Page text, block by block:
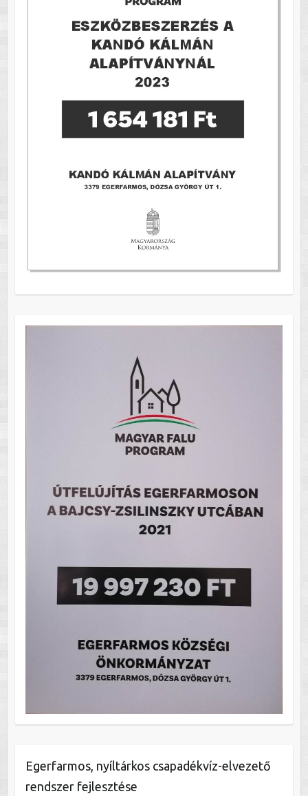
Egerfarmos, nyíltárkos csapadékvíz-elvezető
rendszer fejlesztése